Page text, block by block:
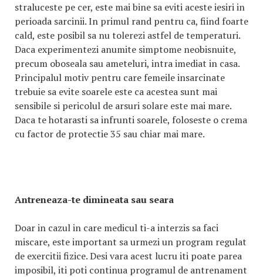
straluceste pe cer, este mai bine sa eviti aceste iesiri in
perioada sarcinii. In primul rand pentru ca, fiind foarte
cald, este posibil sa nu tolerezi astfel de temperaturi.
Daca experimentezi anumite simptome neobisnuite,
precum oboseala sau ameteluri, intra imediat in casa.
Principalul motiv pentru care femeile insarcinate
trebuie sa evite soarele este ca acestea sunt mai
sensibile si pericolul de arsuri solare este mai mare.
Daca te hotarasti sa infrunti soarele, foloseste o crema
cu factor de protectie 35 sau chiar mai mare.
Antreneaza-te dimineata sau seara
Doar in cazul in care medicul ti-a interzis sa faci
miscare, este important sa urmezi un program regulat
de exercitii fizice. Desi vara acest lucru iti poate parea
imposibil, iti poti continua programul de antrenament